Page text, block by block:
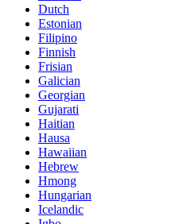
Dutch
Estonian
Filipino
Finnish
Frisian
Galician
Georgian
Gujarati
Haitian
Hausa
Hawaiian
Hebrew
Hmong
Hungarian
Icelandic